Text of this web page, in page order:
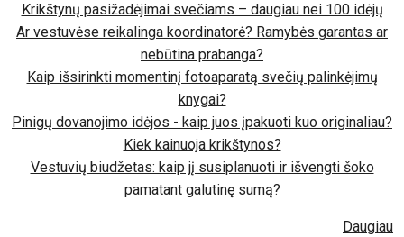
Krikštynų pasižadėjimai svečiams – daugiau nei 100 idėjų
Ar vestuvėse reikalinga koordinatorė? Ramybės garantas ar
nebūtina prabanga?
Kaip išsirinkti momentinį fotoaparatą svečių palinkėjimų
knygai?
Pinigų dovanojimo idėjos - kaip juos įpakuoti kuo originaliau?
Kiek kainuoja krikštynos?
Vestuvių biudžetas: kaip jį susiplanuoti ir išvengti šoko
pamatant galutinę sumą?
Daugiau